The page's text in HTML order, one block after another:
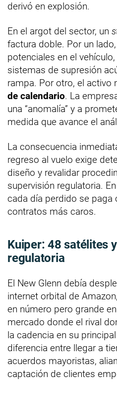
derivó en explosión.
En el argot del sector, un
factura doble. Por un
potenciales en el
sistemas de supresión
rampa. Por otro, el activo
de calendario. La
una “anomalía” y a
medida que avance el
La consecuencia
regreso al vuelo exige
diseño y revalidar
supervisión regulatoria.
cada día perdido se paga
contratos más caros.
Kuiper: 48 satélites
regulatoria
El New Glenn debía
internet orbital de
en número pero grande
mercado donde el rival
la cadencia en su
diferencia entre llegar a
acuerdos mayoristas,
captación de clientes